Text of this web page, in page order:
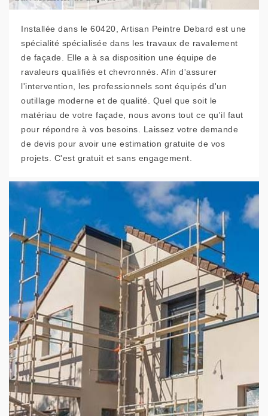
Installée dans le 60420, Artisan Peintre Debard est une
spécialité spécialisée dans les travaux de ravalement
de façade. Elle a à sa disposition une équipe de
ravaleurs qualifiés et chevronnés. Afin d'assurer
l'intervention, les professionnels sont équipés d'un
outillage moderne et de qualité. Quel que soit le
matériau de votre façade, nous avons tout ce qu'il faut
pour répondre à vos besoins. Laissez votre demande
de devis pour avoir une estimation gratuite de vos
projets. C'est gratuit et sans engagement.